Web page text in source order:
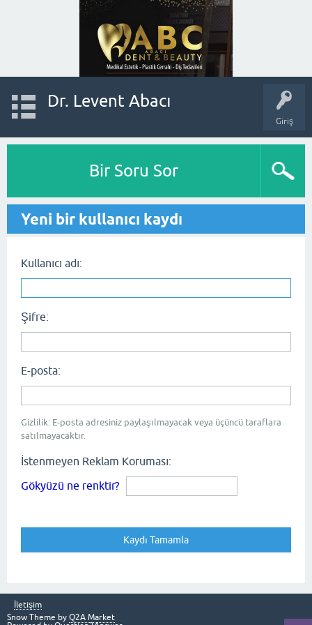
Giriş
Dr. Levent Abacı
Bir Soru Sor
Yeni bir kullanıcı kaydı
Kullanıcı adı:
Şifre:
E-posta:
Gizlilik: E-posta adresiniz paylaşılmayacak veya üçüncü taraflara
satılmayacaktır.
İstenmeyen Reklam Koruması:
Gökyüzü ne renktir?
İletişim
Snow Theme by Q2A Market